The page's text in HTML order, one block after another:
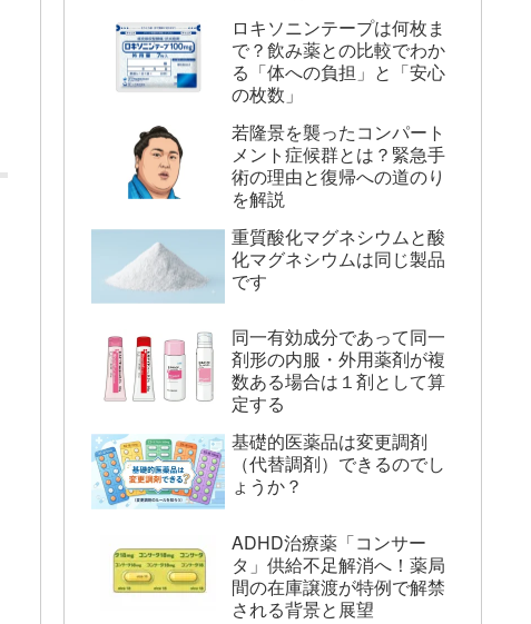
ロキソニンテープは何枚ま
で？飲み薬との比較でわか
る「体への負担」と「安心
の枚数」
若隆景を襲ったコンパート
メント症候群とは？緊急手
術の理由と復帰への道のり
を解説
重質酸化マグネシウムと酸
化マグネシウムは同じ製品
です
同一有効成分であって同一
剤形の内服・外用薬剤が複
数ある場合は１剤として算
定する
基礎的医薬品は変更調剤
（代替調剤）できるのでし
ょうか？
ADHD治療薬「コンサー
タ」供給不足解消へ！薬局
間の在庫譲渡が特例で解禁
される背景と展望